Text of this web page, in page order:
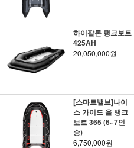
하이팔론 탱크보트
425AH
20,050,000원
[스마트밸브]나이
스 가이드 올 탱크
보트 365 (6~7인
승)
6,750,000원